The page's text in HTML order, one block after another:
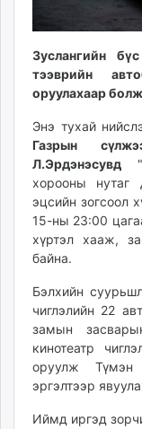
zuv.mn
mminfo.mn
ugluu.mn
urlag.mn
unen.mn
asu.mn
shudarga.mn
shuurhai.mn
unuudur.mn
isee.mn
mglradio.com
fact.mn
itoim.mn
tumen.mn
shuum.mn
times.mn
tvmongolia.mn
mass.mn
unegui.mn
Зуслангийн
тээврийн
оруулахаар
Энэ тухай
Газрын
Л.Эрдэнэсувд
хорооны нутаг
эцсийн зогсоол
15-ны 23:00
хүртэл хааж,
байна.
Бэлхийн
чиглэлийн 22
замын
кинотеатр
оруулж Түмэн
эргэлтээр
Иймд иргэд